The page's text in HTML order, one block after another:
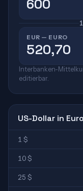
EUR — EURO
Interbanken-
editierbar.
US-Dollar in Euro
1 $
10 $
25 $